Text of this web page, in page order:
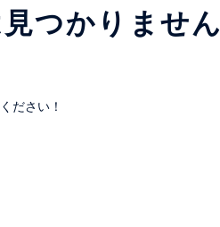
つかりません
ださい！